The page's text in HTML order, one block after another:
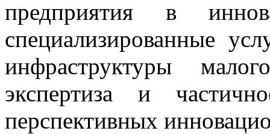
предприятия в
специализированные
инфраструктуры
экспертиза и
перспективных